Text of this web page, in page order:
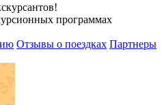
программах
Отзывы о поездках Партнеры